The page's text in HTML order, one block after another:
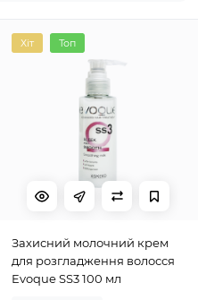
Хіт Топ
Захисний молочний крем
для розгладження волосся
Evoque SS3 100 мл